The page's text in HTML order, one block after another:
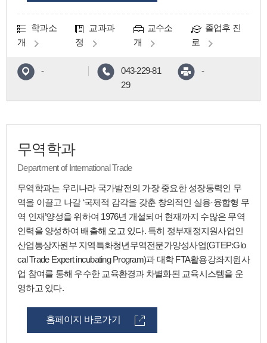
학과소
개
교과과
정
교수소
개
졸업후 진
로
-
043-229-81
29
-
무역학과
Department of International Trade
무역학과는 우리나라 국가발전의 가장 중요한 성장동력인 무
역을 이끌고 나갈 ‘국제적 감각을 갖춘 창의적인 실용·융합형 무
역 인재’양성을 위하여 1976년 개설되어 현재까지 수많은 무역
인력을 양성하여 배출해 오고 있다. 특히 정부재정지원사업인
산업통상자원부 지역특화청년무역전문가양성사업(GTEP:Glo
cal Trade Expert incubating Program)과 대학 FTA활용강좌지원사
업 참여를 통해 우수한 교육환경과 차별화된 교육시스템을 운
영하고 있다.
홈페이지 바로가기